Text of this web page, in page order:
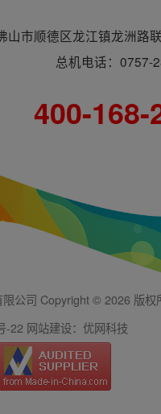
山市顺德区龙江镇龙洲路
总机电话：0757-
400-168-
限公司 Copyright © 2026 版权
-22 网站建设：优网科技